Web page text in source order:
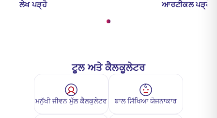
ਲੇਖ ਪੜ੍ਹੋ
ਆਰਟੀਕਲ ਪੜ੍ਹੋ
ਟੂਲ ਅਤੇ ਕੈਲਕੂਲੇਟਰ
ਮਨੁੱਖੀ ਜੀਵਨ ਮੁੱਲ ਕੈਲਕੁਲੇਟਰ ਬਾਲ ਸਿੱਖਿਆ ਯੋਜਨਾਕਾਰ